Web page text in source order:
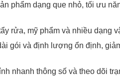
phẩm dạng que nhỏ, tối ưu
rửa, mỹ phẩm và nhiều dạng
gói và định lượng ổn định,
nhanh thông số và theo dõi